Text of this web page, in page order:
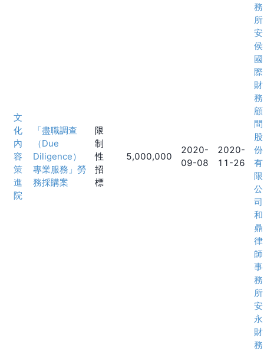
文
化
內
容
策
進
院
「盡職調查
（Due
Diligence）
專業服務」勞
務採購案
限
制
性
招
標
5,000,000
2020-
09-08
2020-
11-26
務
所
安
侯
國
際
財
務
顧
問
股
份
有
限
公
司
和
鼎
律
師
事
務
所
安
永
財
務